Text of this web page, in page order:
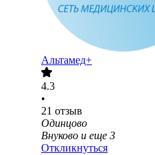
Альтамед+
4.3
•
21 отзыв
Одинцово
Внуково и еще 3
Откликнуться